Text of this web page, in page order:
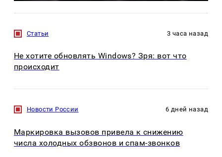
Статьи 3 часа назад
Не хотите обновлять Windows? Зря: вот что
происходит
Новости России 6 дней назад
Маркировка вызовов привела к снижению
числа холодных обзвонов и спам-звонков